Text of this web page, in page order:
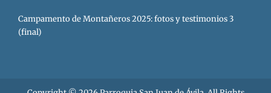
Campamento de Montañeros 2025: fotos y testimonios 3
(final)